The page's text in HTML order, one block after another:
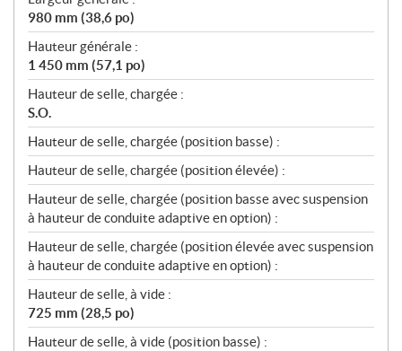
980 mm (38,6 po)
Hauteur générale :
1 450 mm (57,1 po)
Hauteur de selle, chargée :
S.O.
Hauteur de selle, chargée (position basse) :
Hauteur de selle, chargée (position élevée) :
Hauteur de selle, chargée (position basse avec suspension
à hauteur de conduite adaptive en option) :
Hauteur de selle, chargée (position élevée avec suspension
à hauteur de conduite adaptive en option) :
Hauteur de selle, à vide :
725 mm (28,5 po)
Hauteur de selle, à vide (position basse) :